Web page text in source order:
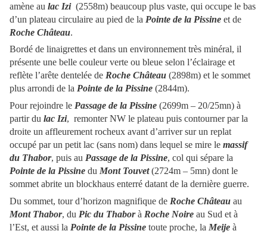
amène au lac Izi(2558m) beaucoup plus vaste, qui occupe le bas
d’un plateau circulaire au pied de la Pointe de la Pissine et de
Roche Château.
Bordé de linaigrettes et dans un environnement très minéral, il
présente une belle couleur verte ou bleue selon l’éclairage et
reflète l’arête dentelée de Roche Château (2898m) et le sommet
plus arrondi de la Pointe de la Pissine (2844m).
Pour rejoindre le Passage de la Pissine (2699m – 20/25mn) à
partir du lac Izi, remonter NW le plateau puis contourner par la
droite un affleurement rocheux avant d’arriver sur un replat
occupé par un petit lac (sans nom) dans lequel se mire le massif
du Thabor, puis au Passage de la Pissine, col qui sépare la
Pointe de la Pissine du Mont Touvet(2724m – 5mn) dont le
sommet abrite un blockhaus enterré datant de la dernière guerre.
Du sommet, tour d’horizon magnifique de Roche Château au
Mont Thabor, du Pic du Thaborà Roche Noire au Sud et à
l’Est, et aussi la Pointe de la Pissine toute proche, la Meije à